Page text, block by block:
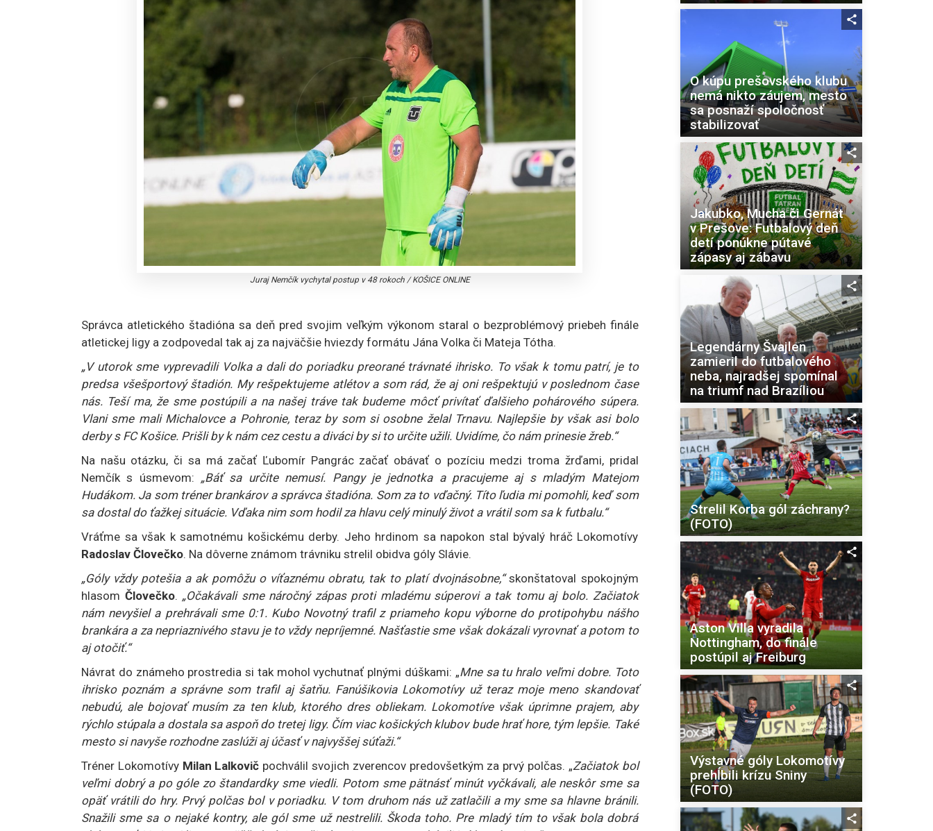
Juraj Nemčík vychytal postup v 48 rokoch/KOŠICE ONLINE
Správca atletického štadióna sa deň pred svojim veľkým výkonom staral o bezproblémový priebeh finále
atletickej ligy a zodpovedal tak aj za najväčšie hviezdy formátu Jána Volka či Mateja Tótha.
„V utorok sme vyprevadili Volka a dali do poriadku preorané trávnaté ihrisko. To však k tomu patrí, je to
predsa všešportový štadión. My rešpektujeme atlétov a som rád, že aj oni rešpektujú v poslednom čase
nás. Teší ma, že sme postúpili a na našej tráve tak budeme môcť privítať ďalšieho pohárového súpera.
Vlani sme mali Michalovce a Pohronie, teraz by som si osobne želal Trnavu. Najlepšie by však asi bolo
derby s FC Košice. Prišli by k nám cez cestu a diváci by si to určite užili. Uvidíme, čo nám prinesie žreb.“
Na našu otázku, či sa má začať Ľubomír Pangrác začať obávať o pozíciu medzi troma žrďami, pridal
Nemčík s úsmevom: „Báť sa určite nemusí. Pangy je jednotka a pracujeme aj s mladým Matejom
Hudákom. Ja som tréner brankárov a správca štadióna. Som za to vďačný. Títo ľudia mi pomohli, keď som
sa dostal do ťažkej situácie. Vďaka nim som hodil za hlavu celý minulý život a vrátil som sa k futbalu.“
Vráťme sa však k samotnému košickému derby. Jeho hrdinom sa napokon stal bývalý hráč Lokomotívy
Radoslav Človečko. Na dôverne známom trávniku strelil obidva góly Slávie.
„Góly vždy potešia a ak pomôžu o víťaznému obratu, tak to platí dvojnásobne,“skonštatoval spokojným
hlasom Človečko. „Očakávali sme náročný zápas proti mladému súperovi a tak tomu aj bolo. Začiatok
nám nevyšiel a prehrávali sme 0:1. Kubo Novotný trafil z priameho kopu výborne do protipohybu nášho
brankára a za nepriaznivého stavu je to vždy nepríjemné. Našťastie sme však dokázali vyrovnať a potom to
aj otočiť.“
Návrat do známeho prostredia si tak mohol vychutnať plnými dúškami: „Mne sa tu hralo veľmi dobre. Toto
ihrisko poznám a správne som trafil aj šatňu. Fanúšikovia Lokomotívy už teraz moje meno skandovať
nebudú, ale bojovať musím za ten klub, ktorého dres obliekam. Lokomotíve však úprimne prajem, aby
rýchlo stúpala a dostala sa aspoň do tretej ligy. Čím viac košických klubov bude hrať hore, tým lepšie. Také
mesto si navyše rozhodne zaslúži aj účasť v najvyššej súťaži.“
Tréner Lokomotívy Milan Lalkovič pochválil svojich zverencov predovšetkým za prvý polčas. „Začiatok bol
veľmi dobrý a po góle zo štandardky sme viedli. Potom sme pätnásť minút vyčkávali, ale neskôr sme sa
opäť vrátili do hry. Prvý polčas bol v poriadku. V tom druhom nás už zatlačili a my sme sa hlavne bránili.
Snažili sme sa o nejaké kontry, ale gól sme už nestrelili. Škoda toho. Pre mladý tím to však bola dobrá
O kúpu prešovského klubu
nemá nikto záujem, mesto
sa posnaží spoločnosť
stabilizovať
Jakubko, Mucha či Gernát
v Prešove: Futbalový deň
detí ponúkne pútavé
zápasy aj zábavu
Legendárny Švajlen
zamieril do futbalového
neba, najradšej spomínal
na triumf nad Brazíliou
Strelil Korba gól záchrany?
(FOTO)
Aston Villa vyradila
Nottingham, do finále
postúpil aj Freiburg
Výstavné góly Lokomotívy
prehĺbili krízu Sniny
(FOTO)